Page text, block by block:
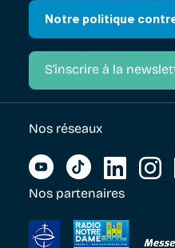
Notre politique
S'inscrire à la
Nos réseaux
Nos partenaires